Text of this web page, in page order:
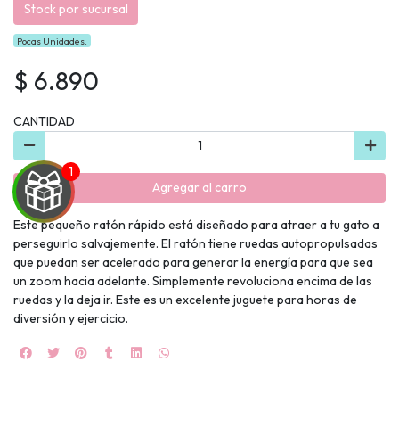
Stock por sucursal
Pocas Unidades.
$ 6.890
CANTIDAD
Agregar al carro
Este pequeño ratón rápido está diseñado para atraer a tu gato a
perseguirlo salvajemente. El ratón tiene ruedas autopropulsadas
que puedan ser acelerado para generar la energía para que sea
un zoom hacia adelante. Simplemente revoluciona encima de las
ruedas y la deja ir. Este es un excelente juguete para horas de
diversión y ejercicio.